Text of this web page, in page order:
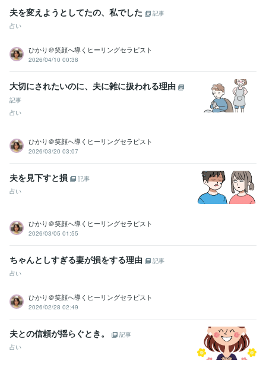
夫を変えようとしてたの、私でした
記事
占い
ひかり＠笑顔へ導くヒーリングセラピスト
2026/04/10 00:38
大切にされたいのに、夫に雑に扱われる理由
記事
占い
ひかり＠笑顔へ導くヒーリングセラピスト
2026/03/20 03:07
夫を見下すと損
記事
占い
ひかり＠笑顔へ導くヒーリングセラピスト
2026/03/05 01:55
ちゃんとしすぎる妻が損をする理由
記事
占い
ひかり＠笑顔へ導くヒーリングセラピスト
2026/02/28 02:49
夫との信頼が揺らぐとき。
記事
占い